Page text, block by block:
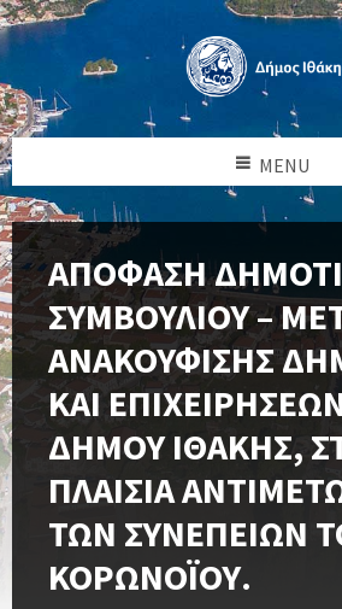
MENU
ΑΠΟΦΑΣΗ
ΣΥΜΒΟΥΛΙΟΥ –
ΑΝΑΚΟΥΦΙΣΗΣ
ΚΑΙ
ΔΗΜΟΥ ΙΘΑΚΗΣ,
ΠΛΑΙΣΙΑ
ΤΩΝ ΣΥΝΕΠΕΙΩΝ
ΚΟΡΩΝΟΪΟΥ.